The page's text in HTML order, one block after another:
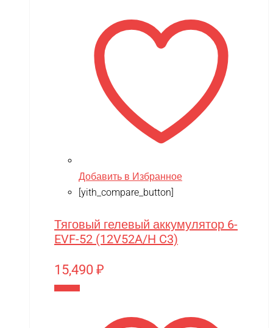
Добавить в Избранное
[yith_compare_button]
Тяговый гелевый аккумулятор 6-
EVF-52 (12V52A/H C3)
15,490 ₽